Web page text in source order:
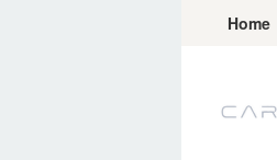
Home